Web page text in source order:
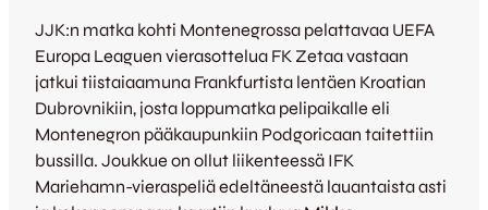
JJK:n matka kohti Montenegrossa pelattavaa UEFA
Europa Leaguen vierasottelua FK Zetaa vastaan
jatkui tiistaiaamuna Frankfurtista lentäen Kroatian
Dubrovnikiin, josta loppumatka pelipaikalle eli
Montenegron pääkaupunkiin Podgoricaan taitettiin
bussilla. Joukkue on ollut liikenteessä IFK
Mariehamn-vieraspeliä edeltäneestä lauantaista asti